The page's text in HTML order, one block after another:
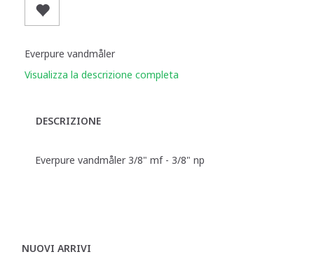
Everpure vandmåler
Visualizza la descrizione completa
DESCRIZIONE
Everpure vandmåler 3/8" mf - 3/8" np
NUOVI ARRIVI